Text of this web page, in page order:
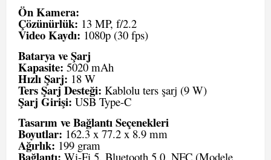
Ön Kamera:
Çözünürlük: 13 MP, f/2.2
Video Kaydı: 1080p (30 fps)
Batarya ve Şarj
Kapasite: 5020 mAh
Hızlı Şarj: 18 W
Ters Şarj Desteği: Kablolu ters şarj (9 W)
Şarj Girişi: USB Type-C
Tasarım ve Bağlantı Seçenekleri
Boyutlar: 162.3 x 77.2 x 8.9 mm
Ağırlık: 199 gram
Bağlantı: Wi-Fi 5, Bluetooth 5.0, NFC (Modele